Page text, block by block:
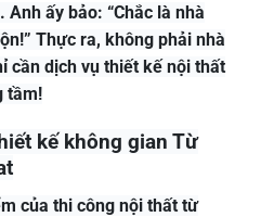
ấy bảo: “Chắc là nhà
Thực ra, không phải nhà
cần dịch vụ thiết kế nội thất
tầm!
kế không gian Từ
của thi công nội thất từ